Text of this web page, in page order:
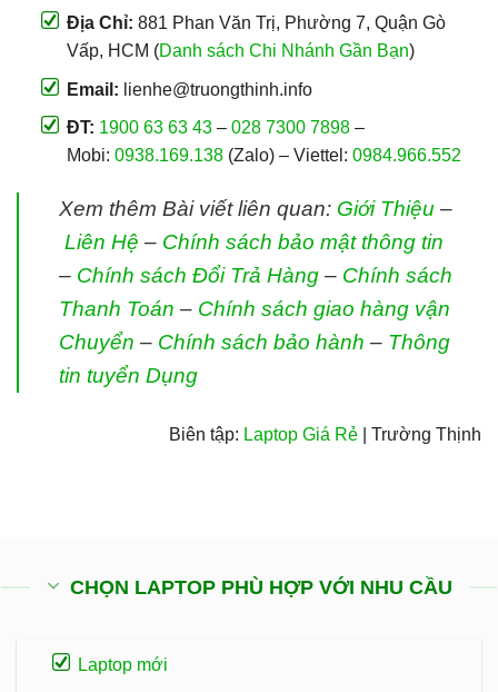
Địa Chỉ: 881 Phan Văn Trị, Phường 7, Quận Gò
Vấp, HCM (Danh sách Chi Nhánh Gần Bạn)
Email: lienhe@truongthinh.info
ĐT: 1900 63 63 43 – 028 7300 7898 –
Mobi: 0938.169.138 (Zalo) – Viettel: 0984.966.552
Xem thêm Bài viết liên quan: Giới Thiệu –
Liên Hệ – Chính sách bảo mật thông tin
– Chính sách Đổi Trả Hàng – Chính sách
Thanh Toán – Chính sách giao hàng vận
Chuyển – Chính sách bảo hành – Thông
tin tuyển Dụng
Biên tập: Laptop Giá Rẻ | Trường Thịnh
CHỌN LAPTOP PHÙ HỢP VỚI NHU CẦU
Laptop mới